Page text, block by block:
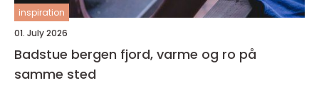
inspiration
01. July 2026
Badstue bergen fjord, varme og ro på
samme sted